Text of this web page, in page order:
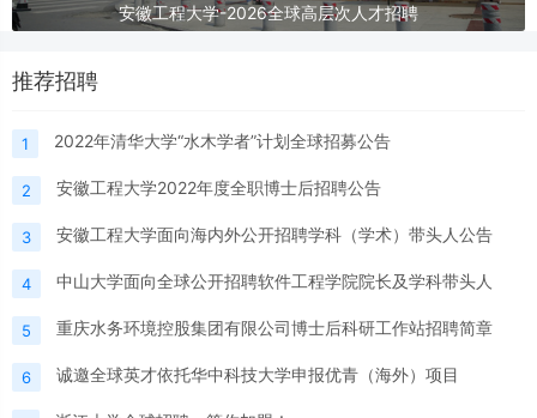
安徽工程大学-2026全球高层次人才招聘
推荐招聘
1 2022年清华大学“水木学者”计划全球招募公告
2 安徽工程大学2022年度全职博士后招聘公告
3 安徽工程大学面向海内外公开招聘学科（学术）带头人公告
4 中山大学面向全球公开招聘软件工程学院院长及学科带头人
5 重庆水务环境控股集团有限公司博士后科研工作站招聘简章
6 诚邀全球英才依托华中科技大学申报优青（海外）项目